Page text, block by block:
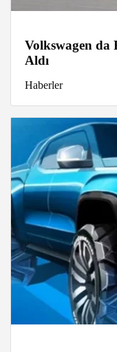
Volkswagen
Aldı
Haberler